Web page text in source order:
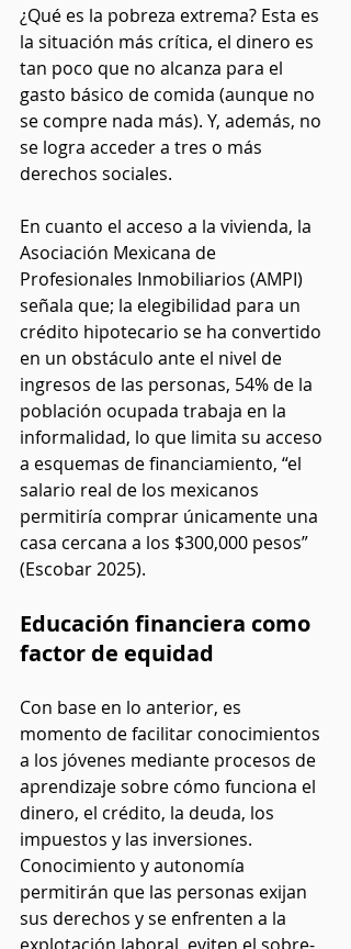
¿Qué es la pobreza extrema? Esta es
la situación más crítica, el dinero es
tan poco que no alcanza para el
gasto básico de comida (aunque no
se compre nada más). Y, además, no
se logra acceder a tres o más
derechos sociales.
En cuanto el acceso a la vivienda, la
Asociación Mexicana de
Profesionales Inmobiliarios (AMPI)
señala que; la elegibilidad para un
crédito hipotecario se ha convertido
en un obstáculo ante el nivel de
ingresos de las personas, 54% de la
población ocupada trabaja en la
informalidad, lo que limita su acceso
a esquemas de financiamiento, “el
salario real de los mexicanos
permitiría comprar únicamente una
casa cercana a los $300,000 pesos”
(Escobar 2025).
Educación financiera como
factor de equidad
Con base en lo anterior, es
momento de facilitar conocimientos
a los jóvenes mediante procesos de
aprendizaje sobre cómo funciona el
dinero, el crédito, la deuda, los
impuestos y las inversiones.
Conocimiento y autonomía
permitirán que las personas exijan
sus derechos y se enfrenten a la
explotación laboral, eviten el sobre-